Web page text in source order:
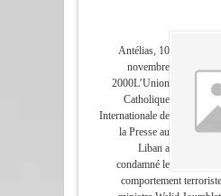
Antélias, 10
novembre
2000L’Union
Catholique
Internationale de
la Presse au
Liban a
condamné le
comportement